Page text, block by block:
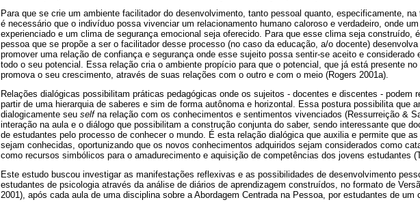
Para que se crie um ambiente facilitador do desenvolvimento, tanto pessoal quanto, especificamente, na
é necessário que o indivíduo possa vivenciar um relacionamento humano caloroso e verdadeiro, onde
experienciado e um clima de segurança emocional seja oferecido. Para que esse clima seja construído,
pessoa que se propõe a ser o facilitador desse processo (no caso da educação, a/o docente)
promover uma relação de confiança e segurança onde esse sujeito possa sentir-se aceito e considerado
todo o seu potencial. Essa relação cria o ambiente propício para que o potencial, que já está presente
promova o seu crescimento, através de suas relações com o outro e com o meio (Rogers 2001a).
Relações dialógicas possibilitam práticas pedagógicas onde os sujeitos - docentes e discentes - podem
partir de uma hierarquia de saberes e sim de forma autônoma e horizontal. Essa postura possibilita que
dialogicamente seu selfna relação com os conhecimentos e sentimentos vivenciados (Ressurreição &
interação na aula e o diálogo que possibilitam a construção conjunta do saber, sendo interessante que
de estudantes pelo processo de conhecer o mundo. É esta relação dialógica que auxilia e permite que
sejam conhecidas, oportunizando que os novos conhecimentos adquiridos sejam considerados como
como recursos simbólicos para o amadurecimento e aquisição de competências dos jovens estudantes
Este estudo buscou investigar as manifestações reflexivas e as possibilidades de desenvolvimento
estudantes de psicologia através da análise de diários de aprendizagem construídos, no formato de
2001), após cada aula de uma disciplina sobre a Abordagem Centrada na Pessoa, por estudantes de um